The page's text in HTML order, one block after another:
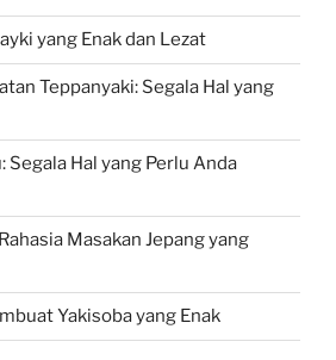
yang Enak dan Lezat
Teppanyaki: Segala Hal yang
Segala Hal yang Perlu Anda
Masakan Jepang yang
Yakisoba yang Enak